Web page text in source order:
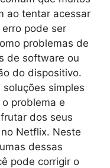
ao tentar acessar
pode ser
problemas de
de software ou
do dispositivo.
simples
problema e
dos seus
Netflix. Neste
dessas
pode corrigir o